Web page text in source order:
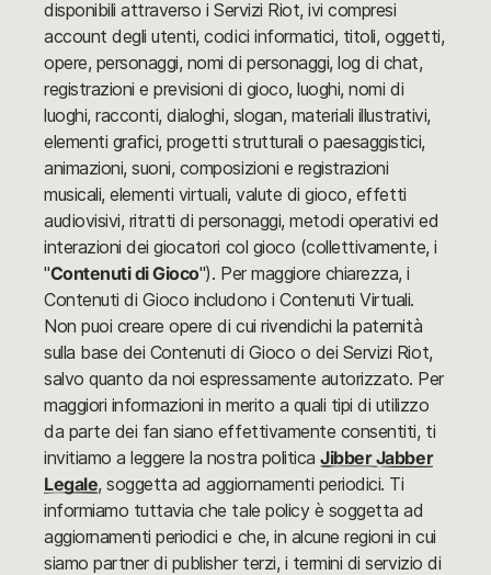
disponibili attraverso i Servizi Riot, ivi compresi
account degli utenti, codici informatici, titoli, oggetti,
opere, personaggi, nomi di personaggi, log di chat,
registrazioni e previsioni di gioco, luoghi, nomi di
luoghi, racconti, dialoghi, slogan, materiali illustrativi,
elementi grafici, progetti strutturali o paesaggistici,
animazioni, suoni, composizioni e registrazioni
musicali, elementi virtuali, valute di gioco, effetti
audiovisivi, ritratti di personaggi, metodi operativi ed
interazioni dei giocatori col gioco (collettivamente, i
"Contenuti di Gioco"). Per maggiore chiarezza, i
Contenuti di Gioco includono i Contenuti Virtuali.
Non puoi creare opere di cui rivendichi la paternità
sulla base dei Contenuti di Gioco o dei Servizi Riot,
salvo quanto da noi espressamente autorizzato. Per
maggiori informazioni in merito a quali tipi di utilizzo
da parte dei fan siano effettivamente consentiti, ti
invitiamo a leggere la nostra politicaJibber Jabber
Legale, soggetta ad aggiornamenti periodici. Ti
informiamo tuttavia che tale policy è soggetta ad
aggiornamenti periodici e che, in alcune regioni in cui
siamo partner di publisher terzi, i termini di servizio di